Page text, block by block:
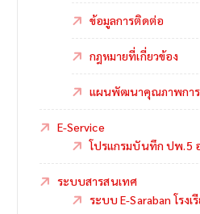
ข้อมูลการติดต่อ
กฎหมายที่เกี่ยวข้อง
แผนพัฒนาคุณภาพกา
E-Service
โปรแกรมบันทึก ปพ.5
ระบบสารสนเทศ
ระบบ E-Saraban โร